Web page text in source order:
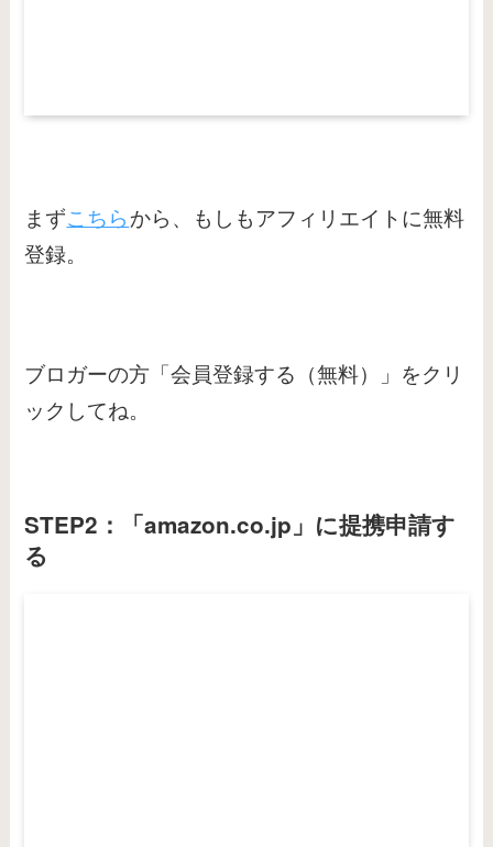
まずこちらから、もしもアフィリエイトに無料
登録。
ブロガーの方「会員登録する（無料）」をクリ
ックしてね。
STEP2：「amazon.co.jp」に提携申請す
る